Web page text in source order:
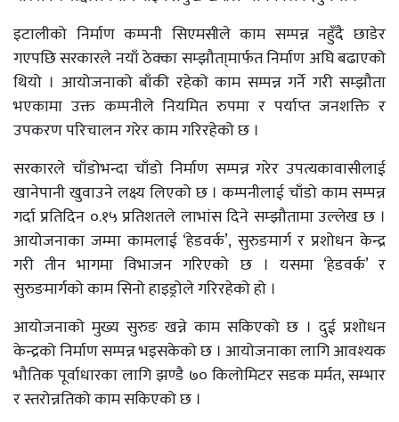
इटालीको निर्माण कम्पनी सिएमसीले काम सम्पन्न नहुँदै छाडेर
गएपछि सरकारले नयाँ ठेक्का सम्झौता्मार्फत निर्माण अघि बढाएको
थियो । आयोजनाको बाँकी रहेको काम सम्पन्न गर्ने गरी सम्झौता
भएकामा उक्त कम्पनीले नियमित रुपमा र पर्याप्त जनशक्ति र
उपकरण परिचालन गरेर काम गरिरहेको छ ।
सरकारले चाँडोभन्दा चाँडो निर्माण सम्पन्न गरेर उपत्यकावासीलाई
खानेपानी खुवाउने लक्ष्य लिएको छ । कम्पनीलाई चाँडो काम सम्पन्न
गर्दा प्रतिदिन ०.१५ प्रतिशतले लाभांस दिने सम्झौतामा उल्लेख छ ।
आयोजनाका जम्मा कामलाई ‘हेडवर्क’, सुरुङमार्ग र प्रशोधन केन्द्र
गरी तीन भागमा विभाजन गरिएको छ । यसमा ‘हेडवर्क’ र
सुरुङमार्गको काम सिनो हाइड्रोले गरिरहेको हो ।
आयोजनाको मुख्य सुरुङ खन्ने काम सकिएको छ । दुई प्रशोधन
केन्द्रको निर्माण सम्पन्न भइसकेको छ । आयोजनाका लागि आवश्यक
भौतिक पूर्वाधारका लागि झण्डै ७० किलोमिटर सडक मर्मत, सम्भार
र स्तरोन्नतिको काम सकिएको छ ।